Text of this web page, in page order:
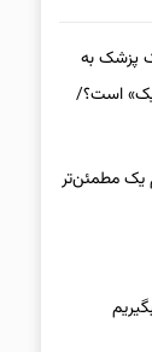
پزشک به
است؟/
لیزیک
یک مطمئن‌تر